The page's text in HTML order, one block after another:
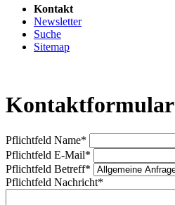
Kontakt
Newsletter
Suche
Sitemap
Kontaktformular
Pflichtfeld Name*
Pflichtfeld E-Mail*
Pflichtfeld Betreff*
Pflichtfeld Nachricht*